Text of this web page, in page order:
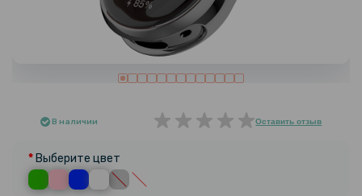
В наличии Оставить отзыв
Выберите цвет